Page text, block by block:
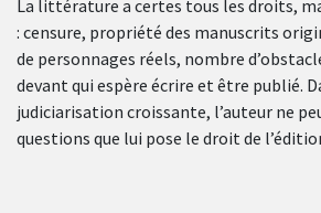
La littérature a certes tous les droits,
: censure, propriété des manuscrits
de personnages réels, nombre
devant qui espère écrire et être publié.
judiciarisation croissante, l’auteur ne
questions que lui pose le droit de